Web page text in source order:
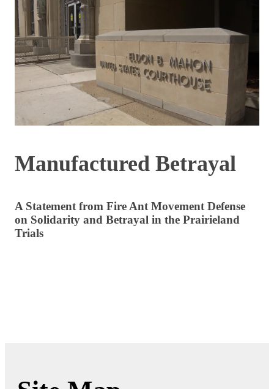
Manufactured Betrayal
A Statement from Fire Ant Movement Defense
on Solidarity and Betrayal in the Prairieland
Trials